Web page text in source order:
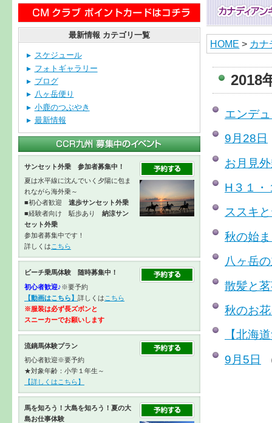
HOME > カ
2018
エンデ
9月28日
お月見
H３１・
ススキ
秋の始
八ヶ岳
散髪と
秋のお
【北海
9月5日
最新情報 カテゴリ一覧
スケジュール
フォトギャラリー
ブログ
八ヶ岳便り
小鹿のつぶやき
最新情報
サンセット外乗 参加者募集中！
夏は水平線に沈んでいく夕陽に包ま
れながら海外乗～
■初心者歓迎 速歩サンセット外乗
■経験者向け 駈歩あり 納涼サン
セット外乗
参加者募集中です！
詳しくは こちら
ビーチ乗馬体験 随時募集中！
初心者歓迎♪※要予約
【動画はこちら】 詳しくは こちら
※服装は必ず長ズボンと
スニーカーでお願いします
流鏑馬体験プラン
初心者歓迎※要予約
★対象年齢：小学１年生～
【詳しくはこちら】
馬を知ろう！大島を知ろう！夏の大
島お仕事体験